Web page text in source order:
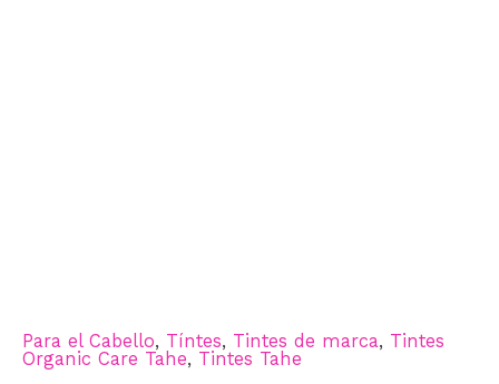
Para el Cabello, Tíntes, Tintes de marca, Tintes
Organic Care Tahe, Tintes Tahe